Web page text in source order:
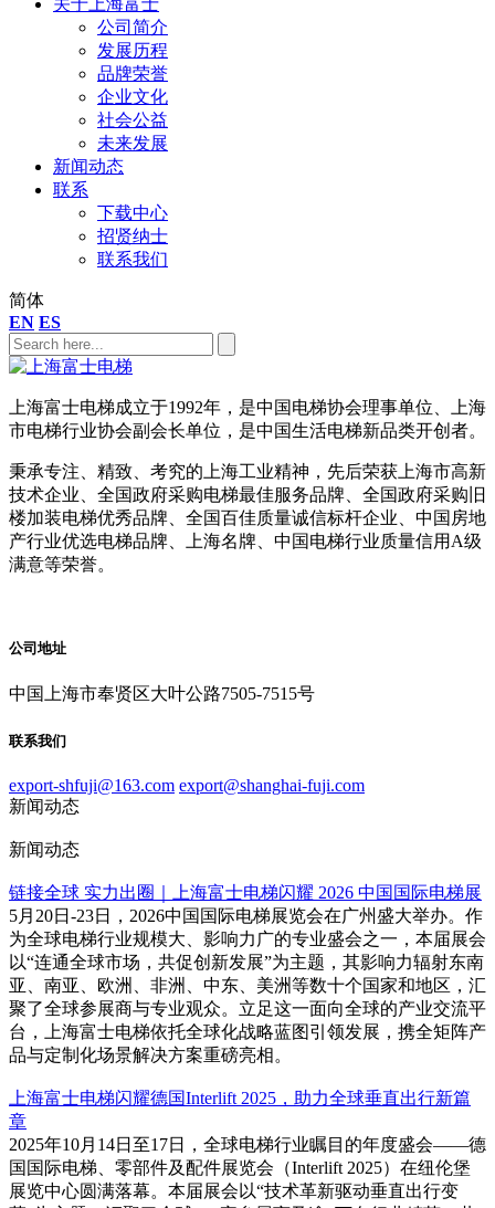
关于上海富士
公司简介
发展历程
品牌荣誉
企业文化
社会公益
未来发展
新闻动态
联系
下载中心
招贤纳士
联系我们
简体
EN ES
上海富士电梯成立于1992年，是中国电梯协会理事单位、上海
市电梯行业协会副会长单位，是中国生活电梯新品类开创者。
秉承专注、精致、考究的上海工业精神，先后荣获上海市高新
技术企业、全国政府采购电梯最佳服务品牌、全国政府采购旧
楼加装电梯优秀品牌、全国百佳质量诚信标杆企业、中国房地
产行业优选电梯品牌、上海名牌、中国电梯行业质量信用A级
满意等荣誉。
公司地址
中国上海市奉贤区大叶公路7505-7515号
联系我们
export-shfuji@163.com export@shanghai-fuji.com
新闻动态
新闻动态
链接全球 实力出圈｜上海富士电梯闪耀 2026 中国国际电梯展
5月20日-23日，2026中国国际电梯展览会在广州盛大举办。作
为全球电梯行业规模大、影响力广的专业盛会之一，本届展会
以“连通全球市场，共促创新发展”为主题，其影响力辐射东南
亚、南亚、欧洲、非洲、中东、美洲等数十个国家和地区，汇
聚了全球参展商与专业观众。立足这一面向全球的产业交流平
台，上海富士电梯依托全球化战略蓝图引领发展，携全矩阵产
品与定制化场景解决方案重磅亮相。
上海富士电梯闪耀德国Interlift 2025，助力全球垂直出行新篇
章
2025年10月14日至17日，全球电梯行业瞩目的年度盛会——德
国国际电梯、零部件及配件展览会（Interlift 2025）在纽伦堡
展览中心圆满落幕。本届展会以“技术革新驱动垂直出行变